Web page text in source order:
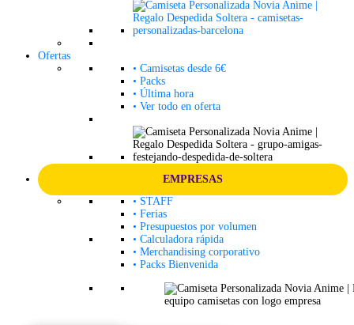
Ofertas
• Camisetas desde 6€
• Packs
• Última hora
• Ver todo en oferta
EMPRESAS
• STAFF
• Ferias
• Presupuestos por volumen
• Calculadora rápida
• Merchandising corporativo
• Packs Bienvenida
equipo camisetas con logo empresa